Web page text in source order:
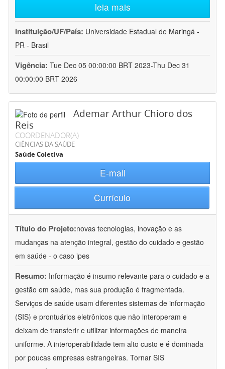
leia mais
Instituição/UF/País: Universidade Estadual de Maringá -
PR - Brasil
Vigência: Tue Dec 05 00:00:00 BRT 2023-Thu Dec 31
00:00:00 BRT 2026
Ademar Arthur Chioro dos
Reis
COORDENADOR(A)
CIÊNCIAS DA SAÚDE
Saúde Coletiva
E-mail
Currículo
Título do Projeto:novas tecnologias, inovação e as
mudanças na atenção integral, gestão do cuidado e gestão
em saúde - o caso ipes
Resumo: Informação é insumo relevante para o cuidado e a
gestão em saúde, mas sua produção é fragmentada.
Serviços de saúde usam diferentes sistemas de informação
(SIS) e prontuários eletrônicos que não interoperam e
deixam de transferir e utilizar informações de maneira
uniforme. A interoperabilidade tem alto custo e é dominada
por poucas empresas estrangeiras. Tornar SIS